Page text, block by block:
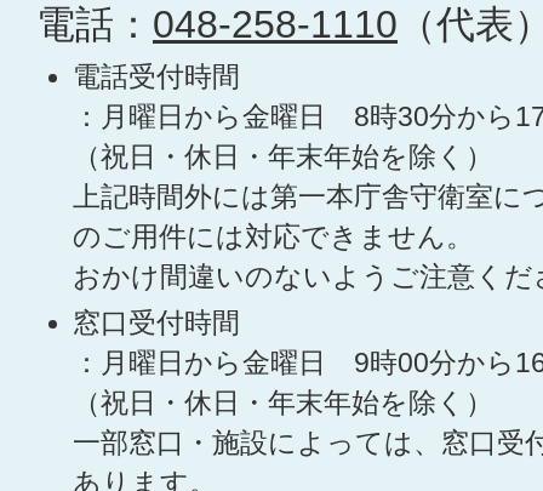
電話： 048-258-1110 （代表
電話受付時間
：月曜日から金曜日 8時30分から
（祝日・休日・年末年始を除く）
上記時間外には第一本庁舎守衛室に
のご用件には対応できません。
おかけ間違いのないようご注意くだ
窓口受付時間
：月曜日から金曜日 9時00分から
（祝日・休日・年末年始を除く）
一部窓口・施設によっては、窓口受
あります。